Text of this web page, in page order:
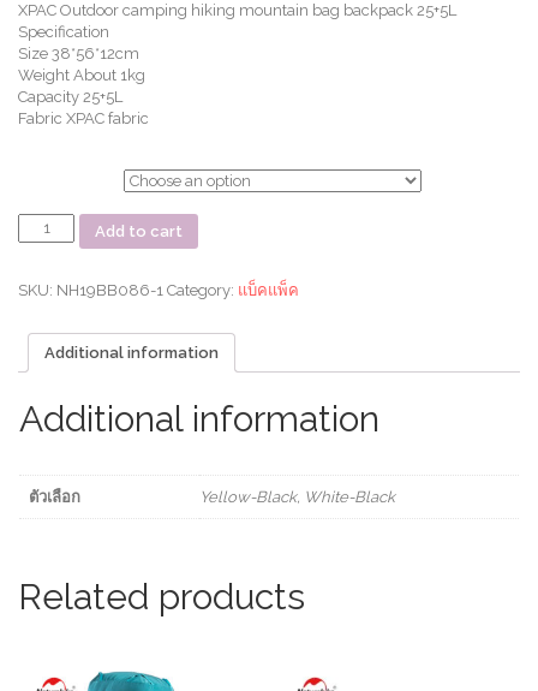
XPAC Outdoor camping hiking mountain bag backpack 25+5L
Specification
Size 38*56*12cm
Weight About 1kg
Capacity 25+5L
Fabric XPAC fabric
เป๋า
แพ็ค
25+5L
XPAC
Outdoor
hiking
25+5L
Add to cart
SKU: NH19BB086-1 Category: แบ็คแพ็ค
Additional information
Additional information
ตัวเลือก Yellow-Black, White-Black
Related products